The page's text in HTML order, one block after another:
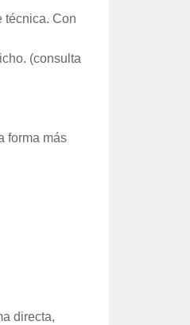
técnica. Con
(consulta
forma más
directa,